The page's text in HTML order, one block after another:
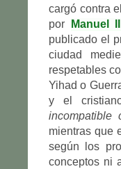
cargó contra
por
Manuel
publicado el
ciudad
respetables
Yihad o
y el
incompatible
mientras que
según los
conceptos ni